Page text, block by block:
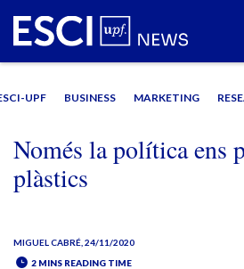
UPF BUSINESS MARKETING
Només la política ens
plàstics
MIGUEL CABRÉ , 24/11/2020
2 MINS READING TIME